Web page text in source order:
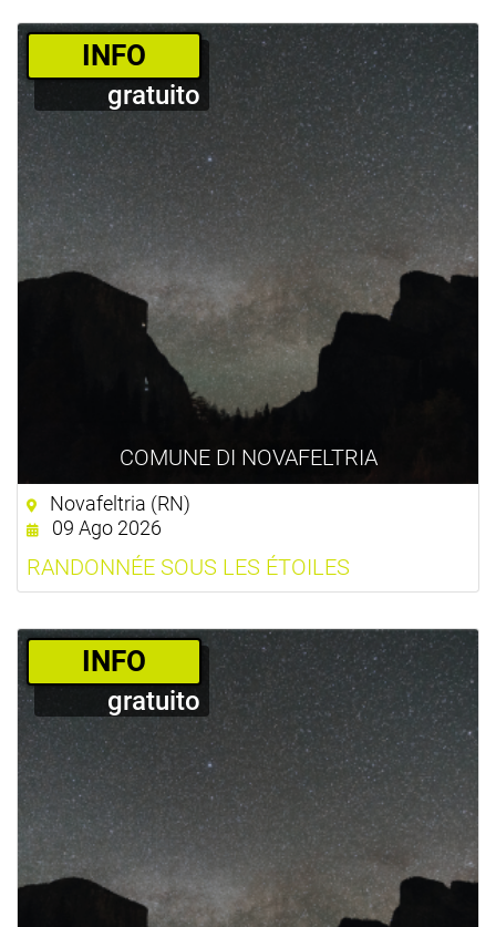
COMUNE DI NOVAFELTRIA
­INFO
gratuito
Novafeltria (RN)
09 Ago 2026
RANDONNÉE SOUS LES ÉTOILES
­INFO
gratuito